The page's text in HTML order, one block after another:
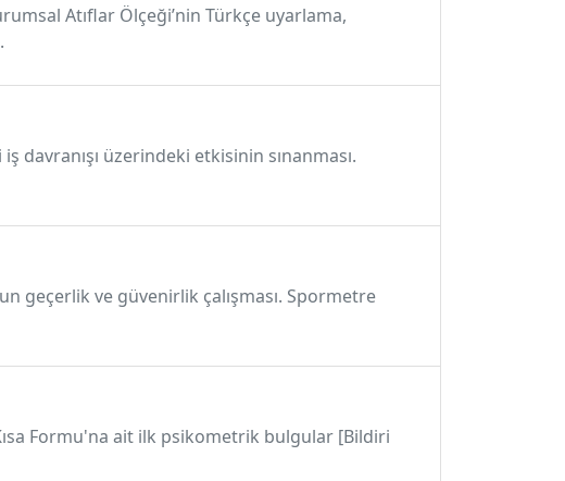
Atıflar Ölçeği’nin Türkçe uyarlama,
davranışı üzerindeki etkisinin sınanması.
geçerlik ve güvenirlik çalışması. Spormetre
Formu'na ait ilk psikometrik bulgular [Bildiri